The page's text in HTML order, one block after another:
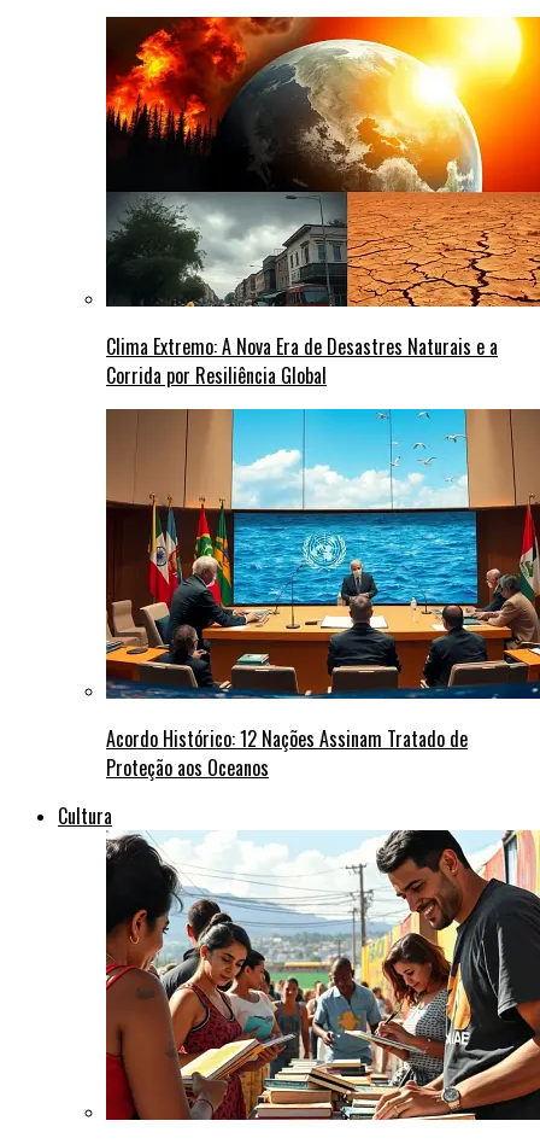
Clima Extremo: A Nova Era de Desastres Naturais e a
Corrida por Resiliência Global
Acordo Histórico: 12 Nações Assinam Tratado de
Proteção aos Oceanos
Cultura